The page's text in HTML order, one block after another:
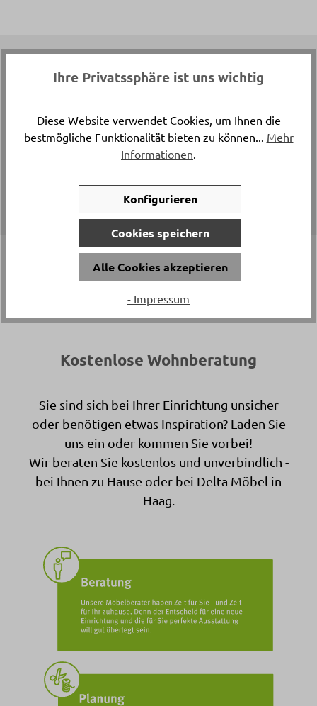
Top Marken
Kostenlose Wohnberatung
Sie sind sich bei Ihrer Einrichtung unsicher
oder benötigen etwas Inspiration? Laden Sie
uns ein oder kommen Sie vorbei!
Wir beraten Sie kostenlos und unverbindlich -
bei Ihnen zu Hause oder bei Delta Möbel in
Haag.
Ihre Privatssphäre ist uns wichtig
Diese Website verwendet Cookies, um Ihnen die
bestmögliche Funktionalität bieten zu können... Mehr
Informationen.
Konfigurieren
Cookies speichern
Alle Cookies akzeptieren
- Impressum